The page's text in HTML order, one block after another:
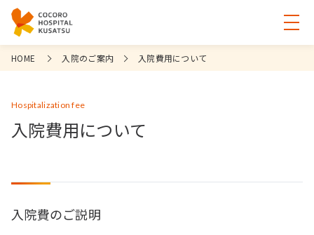
HOME 入院のご案内 入院費用について
Hospitalization fee
入院費用について
入院費のご説明